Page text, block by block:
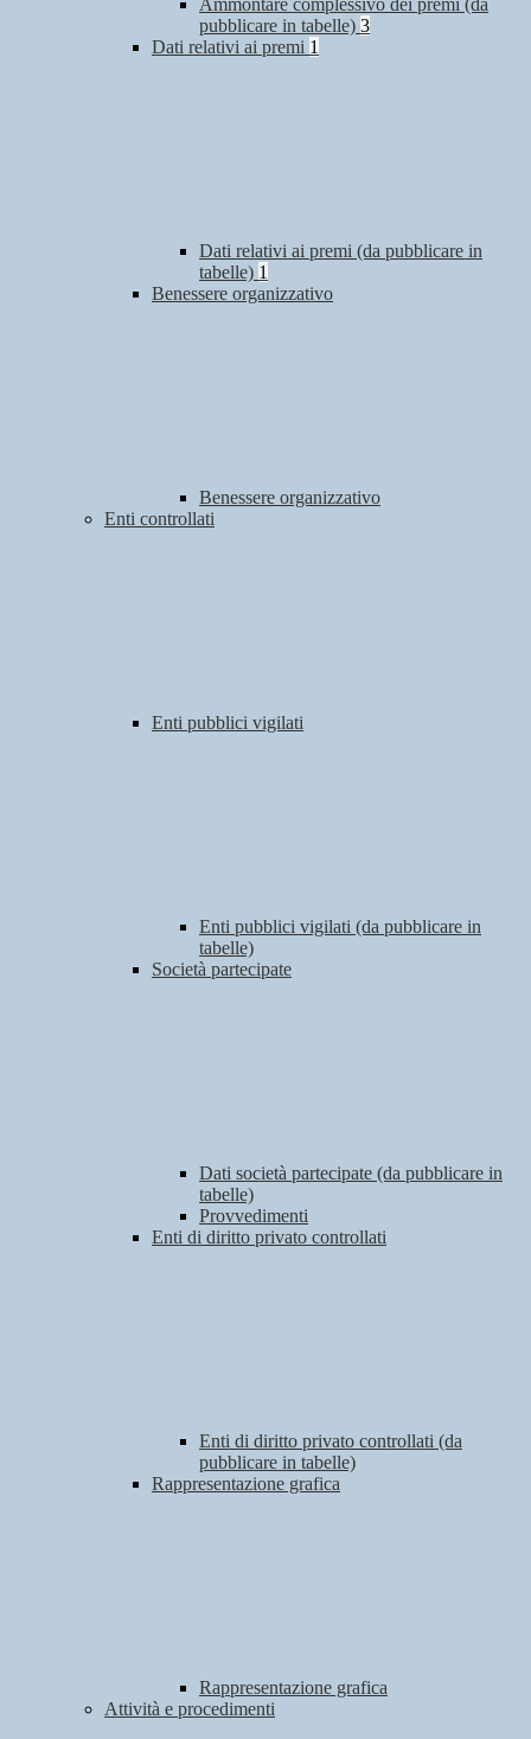
Ammontare complessivo dei premi (da
pubblicare in tabelle) 3
Dati relativi ai premi 1
Dati relativi ai premi (da pubblicare in
tabelle) 1
Benessere organizzativo
Benessere organizzativo
Enti controllati
Enti pubblici vigilati
Enti pubblici vigilati (da pubblicare in
tabelle)
Società partecipate
Dati società partecipate (da pubblicare in
tabelle)
Provvedimenti
Enti di diritto privato controllati
Enti di diritto privato controllati (da
pubblicare in tabelle)
Rappresentazione grafica
Rappresentazione grafica
Attività e procedimenti